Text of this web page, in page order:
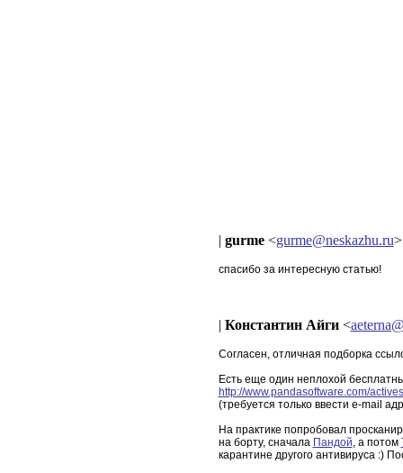
| gurme<gurme@neskazhu.ru>
спасибо за интересную статью!
| Константин Айги<
Согласен, отличная подборка
Есть еще один неплохой
http://www.pandasoftware.com/
(требуется только ввести e-mail
На практике попробовал
на борту, сначала Пандой, а потом
карантине другого антивируса :)